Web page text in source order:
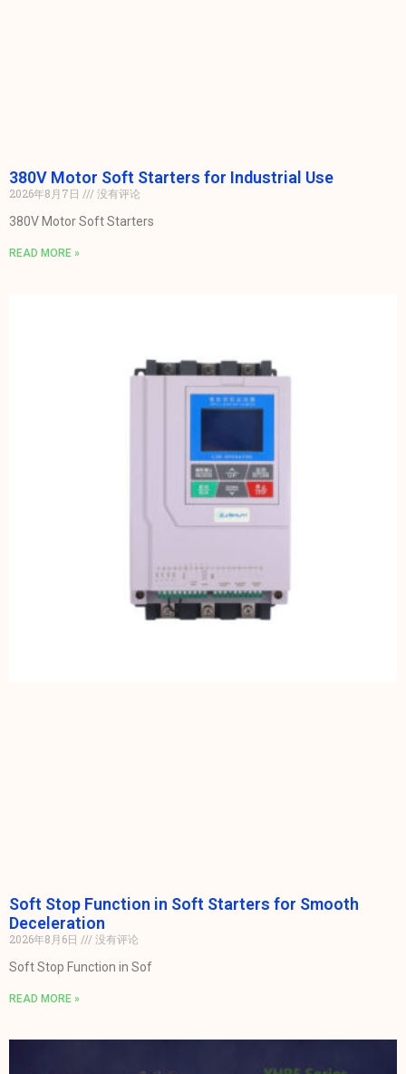
380V Motor Soft Starters for Industrial Use
2026年8月7日
没有评论
380V Motor Soft Starters
READ MORE »
Soft Stop Function in Soft Starters for Smooth
Deceleration
2026年8月6日
没有评论
Soft Stop Function in Sof
READ MORE »